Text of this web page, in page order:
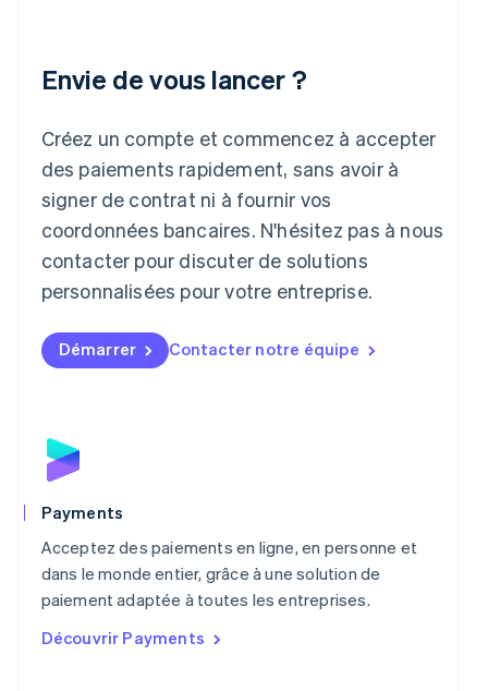
Envie de vous lancer ?
Créez un compte et commencez à accepter
des paiements rapidement, sans avoir à
signer de contrat ni à fournir vos
coordonnées bancaires. N'hésitez pas à nous
contacter pour discuter de solutions
personnalisées pour votre entreprise.
Démarrer Contacter notre équipe
Payments
Acceptez des paiements en ligne, en personne et
dans le monde entier, grâce à une solution de
paiement adaptée à toutes les entreprises.
Découvrir Payments
Japon
Lettonie
Liechtenstein
Deutsch English
Lituanie
Luxembourg
FrançaisDeutsch English
English简体中文
Malte
Norvège
English
English
NederlandsEnglish
Pologne
English
PortuguêsEnglish